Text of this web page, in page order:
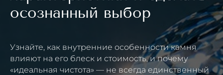
осознанный выбор
Узнайте, как внутренние особенности камня
влияют на его блеск и стоимость, и почему
«идеальная чистота» — не всегда единственный